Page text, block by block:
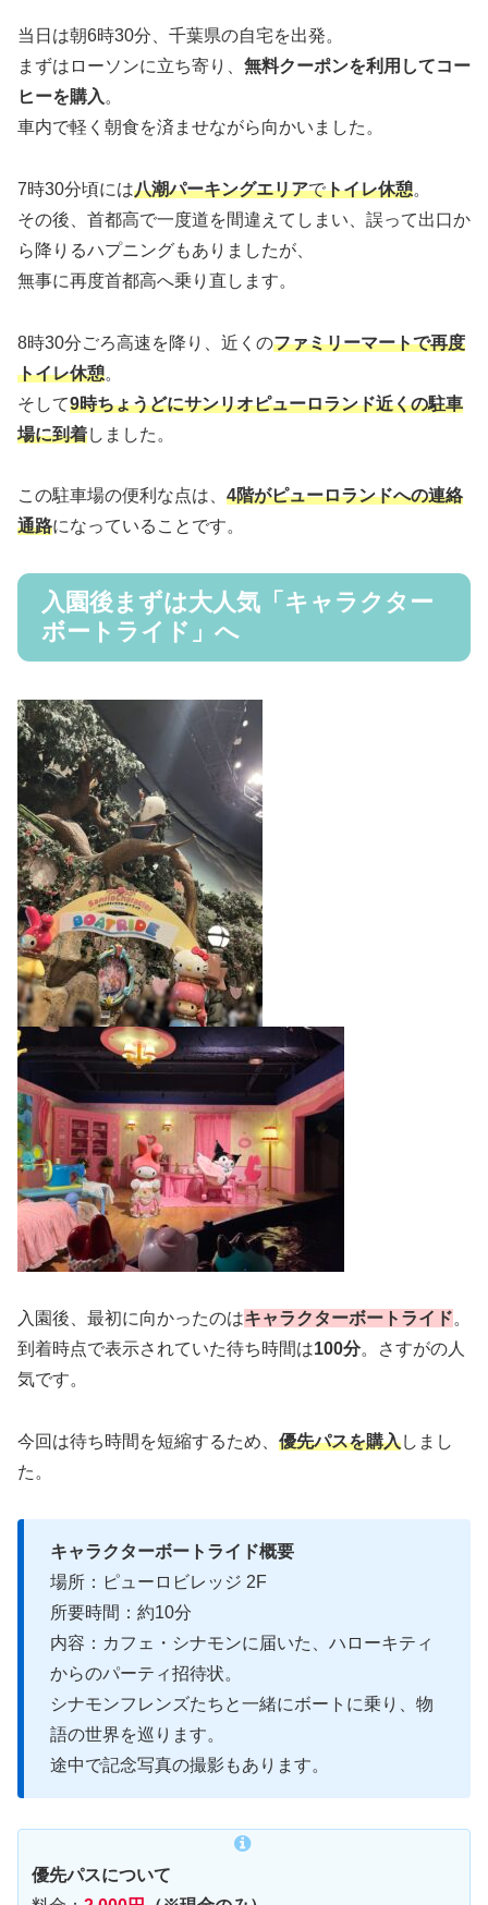
当日は朝6時30分、千葉県の自宅を出発。
まずはローソンに立ち寄り、 無料クーポンを利用してコー
ヒーを購入 。
車内で軽く朝食を済ませながら向かいました。
7時30分頃には八潮パーキングエリアでトイレ休憩。
その後、首都高で一度道を間違えてしまい、誤って出口か
ら降りるハプニングもありましたが、
無事に再度首都高へ乗り直します。
8時30分ごろ高速を降り、近くのファミリーマートで再度
トイレ休憩。
そして9時ちょうどにサンリオピューロランド近くの駐車
場に到着しました。
この駐車場の便利な点は、 4階がピューロランドへの連絡
通路になっていることです。
入園後まずは大人気「キャラクター
ボートライド」へ
入園後、最初に向かったのはキャラクターボートライド。
到着時点で表示されていた待ち時間は100分。さすがの人
気です。
今回は待ち時間を短縮するため、 優先パスを購入しまし
た。
キャラクターボートライド概要
場所：ピューロビレッジ 2F
所要時間：約10分
内容：カフェ・シナモンに届いた、ハローキティ
からのパーティ招待状。
シナモンフレンズたちと一緒にボートに乗り、物
語の世界を巡ります。
途中で記念写真の撮影もあります。
優先パスについて